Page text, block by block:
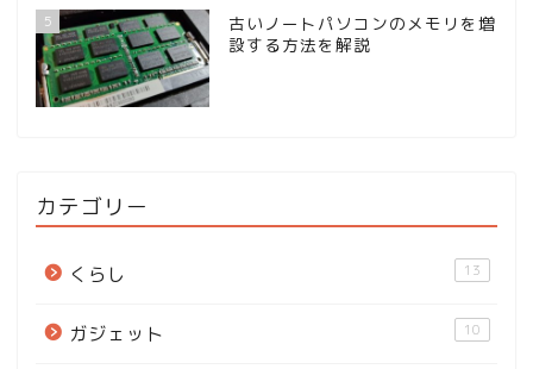
5
古いノートパソコンのメモリを増
設する方法を解説
カテゴリー
くらし 13
ガジェット 10